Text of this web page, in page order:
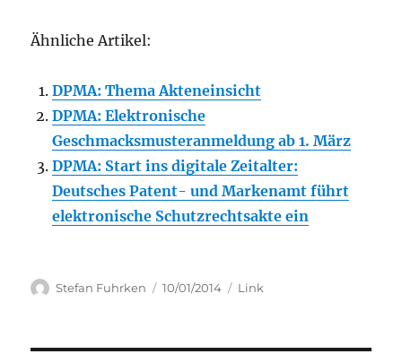
Ähnliche Artikel:
DPMA: Thema Akteneinsicht
DPMA: Elektronische
Geschmacksmusteranmeldung ab 1. März
DPMA: Start ins digitale Zeitalter:
Deutsches Patent- und Markenamt führt
elektronische Schutzrechtsakte ein
Author
Stefan Fuhrken
Posted
10/01/2014 Categories
Link